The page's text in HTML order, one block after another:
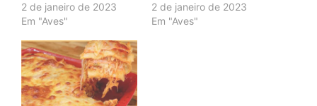
2 de janeiro de 2023
Em "Aves"
2 de janeiro de 2023
Em "Aves"